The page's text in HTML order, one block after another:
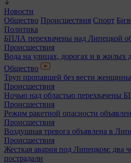
Новости
Общество Происшествия Спорт
Политика
БПЛА перехвачены над Липецкой
Происшествия
Вода на улицах, дорогах и в жилых
Общество
Труп пропавшей без вести
Происшествия
Ночью над областью перехвачены
Происшествия
Режим ракетной опасности
Происшествия
Воздушная тревога объявлена в
Происшествия
Жесткая авария под Липецком: два
пострадали